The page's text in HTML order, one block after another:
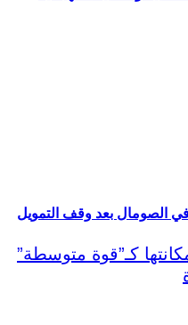
الصومال بعد وقف التمويل